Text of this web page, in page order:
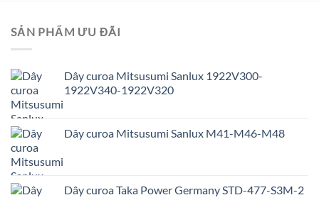
SẢN PHẨM ƯU ĐÃI
Dây curoa Mitsusumi Sanlux 1922V300-
1922V340-1922V320
Dây curoa Mitsusumi Sanlux M41-M46-M48
Dây curoa Taka Power Germany STD-477-S3M-2